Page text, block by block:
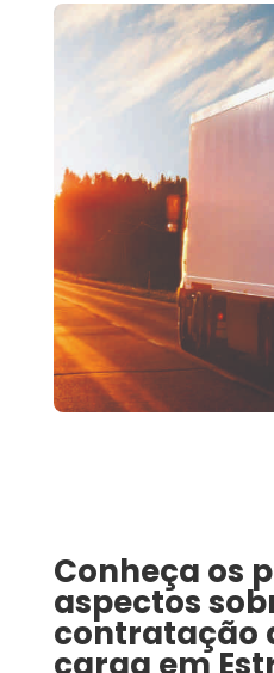
Conheça os
aspectos
contratação
carga em